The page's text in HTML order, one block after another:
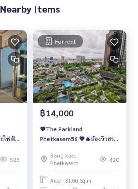
Nearby Items
ไฟฟ้า
525
For rent
฿14,000
💖The Parkland
Phetkasem56 💖🔥ห้องวิวสระ
🔥
Bang kae,
Phetkasem
420
Area : 31.00 Sq.m.